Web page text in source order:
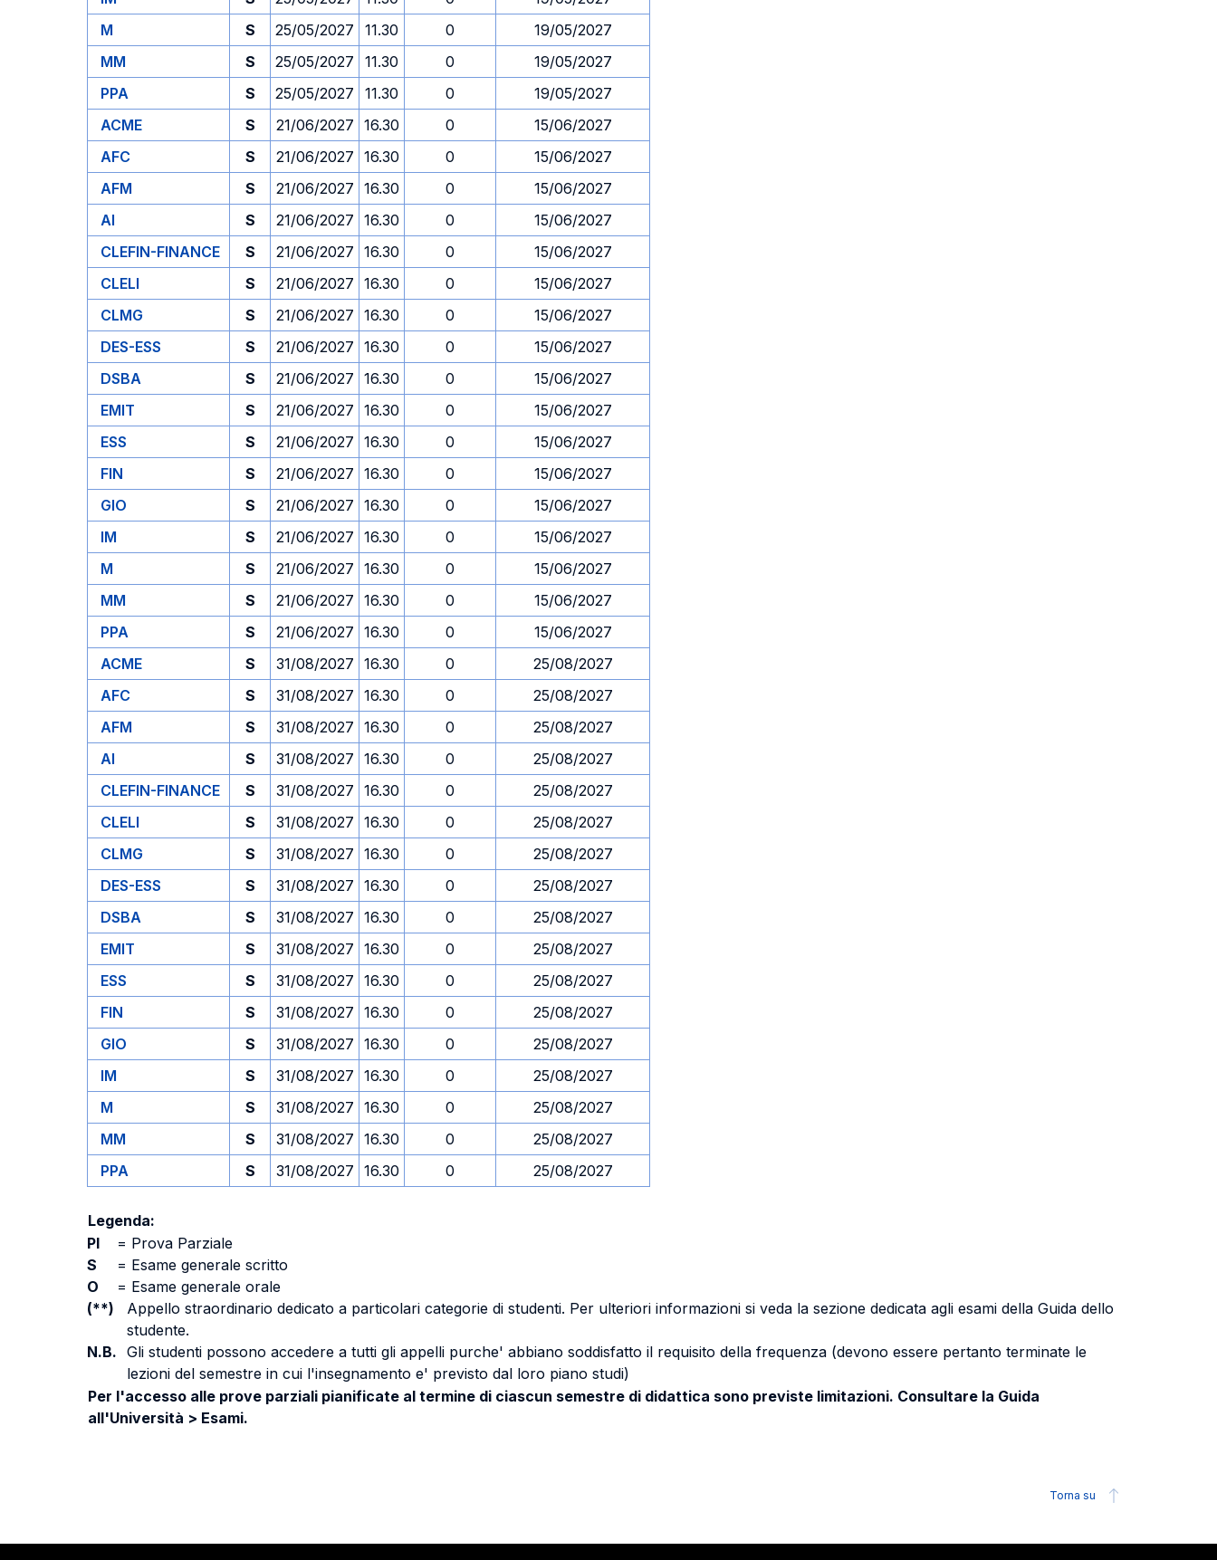
M
S 25/05/2027 11.30 0
19/05/2027
MM
S 25/05/2027 11.30 0
19/05/2027
PPA
S 25/05/2027 11.30 0
19/05/2027
ACME
S 21/06/2027 16.30 0
15/06/2027
AFC
S 21/06/2027 16.30 0
15/06/2027
AFM
S 21/06/2027 16.30 0
15/06/2027
AI
S 21/06/2027 16.30 0
15/06/2027
CLEFIN-FINANCE
S 21/06/2027 16.30 0
15/06/2027
CLELI
S 21/06/2027 16.30 0
15/06/2027
CLMG
S 21/06/2027 16.30 0
15/06/2027
DES-ESS
S 21/06/2027 16.30 0
15/06/2027
DSBA
S 21/06/2027 16.30 0
15/06/2027
EMIT
S 21/06/2027 16.30 0
15/06/2027
ESS
S 21/06/2027 16.30 0
15/06/2027
FIN
S 21/06/2027 16.30 0
15/06/2027
GIO
S 21/06/2027 16.30 0
15/06/2027
IM
S 21/06/2027 16.30 0
15/06/2027
M
S 21/06/2027 16.30 0
15/06/2027
MM
S 21/06/2027 16.30 0
15/06/2027
PPA
S 21/06/2027 16.30 0
15/06/2027
ACME
S 31/08/2027 16.30 0
25/08/2027
AFC
S 31/08/2027 16.30 0
25/08/2027
AFM
S 31/08/2027 16.30 0
25/08/2027
AI
S 31/08/2027 16.30 0
25/08/2027
CLEFIN-FINANCE
S 31/08/2027 16.30 0
25/08/2027
CLELI
S 31/08/2027 16.30 0
25/08/2027
CLMG
S 31/08/2027 16.30 0
25/08/2027
DES-ESS
S 31/08/2027 16.30 0
25/08/2027
DSBA
S 31/08/2027 16.30 0
25/08/2027
EMIT
S 31/08/2027 16.30 0
25/08/2027
ESS
S 31/08/2027 16.30 0
25/08/2027
FIN
S 31/08/2027 16.30 0
25/08/2027
GIO
S 31/08/2027 16.30 0
25/08/2027
IM
S 31/08/2027 16.30 0
25/08/2027
M
S 31/08/2027 16.30 0
25/08/2027
MM
S 31/08/2027 16.30 0
25/08/2027
PPA
S 31/08/2027 16.30 0 25/08/2027
Legenda:
PI
= Prova Parziale
S
= Esame generale scritto
O
= Esame generale orale
(**)
Appello straordinario dedicato a particolari categorie di studenti. Per ulteriori informazioni si veda la sezione dedicata agli esami della Guida dello
studente.
N.B. Gli studenti possono accedere a tutti gli appelli purche' abbiano soddisfatto il requisito della frequenza (devono essere pertanto terminate le
lezioni del semestre in cui l'insegnamento e' previsto dal loro piano studi)
Per l'accesso alle prove parziali pianificate al termine di ciascun semestre di didattica sono previste limitazioni. Consultare la Guida
all'Università > Esami.
Torna su